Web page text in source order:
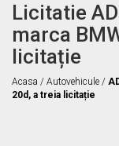
Licitatie
marca
licitație
Acasa / Autovehicule /
20d, a treia licitație